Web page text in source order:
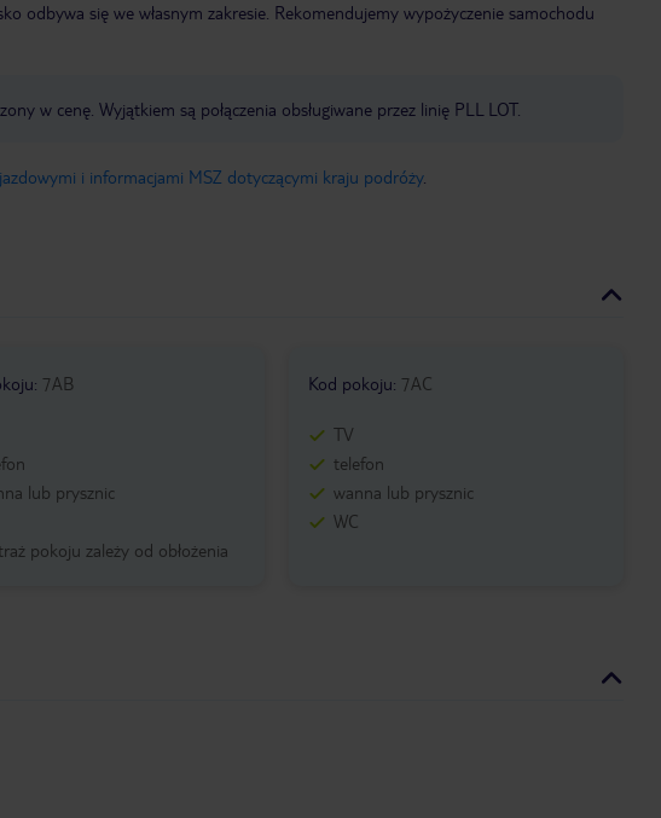
odbywa się we własnym zakresie. Rekomendujemy wypożyczenie samochodu
w cenę. Wyjątkiem są połączenia obsługiwane przez linię PLL LOT.
i informacjami MSZ dotyczącymi kraju podróży.
: 7AB
lub prysznic
pokoju zależy od obłożenia
Kod pokoju: 7AC
TV
telefon
wanna lub prysznic
WC